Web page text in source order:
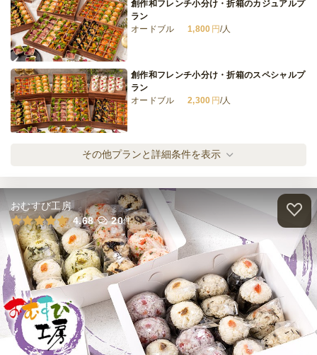
創作和フレンチ小分け・折箱のカジュアルプ
ラン
オードブル
1,800 円/人
創作和フレンチ小分け・折箱のスペシャルプ
ラン
オードブル
2,300 円/人
ラン
創作和フレンチ小分け・折箱のプレミアムプ
ラン
オードブル
3,800
創作和フレンチ小分け・折箱ラグジュアリー
プラン
オードブル
4,800円/人
その他プランと詳細条件を表示
おむすび工房
4.68
20件